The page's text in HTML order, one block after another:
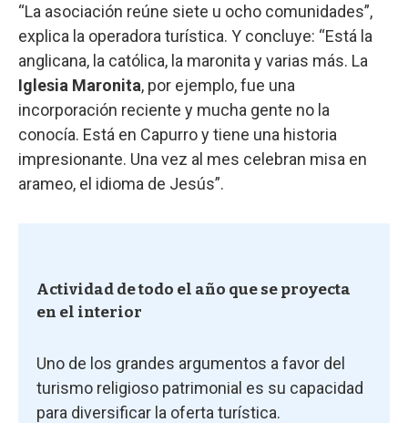
“La asociación reúne siete u ocho comunidades”,
explica la operadora turística. Y concluye: “Está la
anglicana, la católica, la maronita y varias más. La
Iglesia Maronita, por ejemplo, fue una
incorporación reciente y mucha gente no la
conocía. Está en Capurro y tiene una historia
impresionante. Una vez al mes celebran misa en
arameo, el idioma de Jesús”.
Actividad de todo el año que se proyecta
en el interior
Uno de los grandes argumentos a favor del
turismo religioso patrimonial es su capacidad
para diversificar la oferta turística.